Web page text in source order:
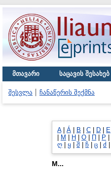
მთავარი საცავის შესახებ
შესვლა ჩანაწერის შექმნა
A| Á B C D E
М Н О П Р
ღ
ყ შ ჩ ც ძ
M...